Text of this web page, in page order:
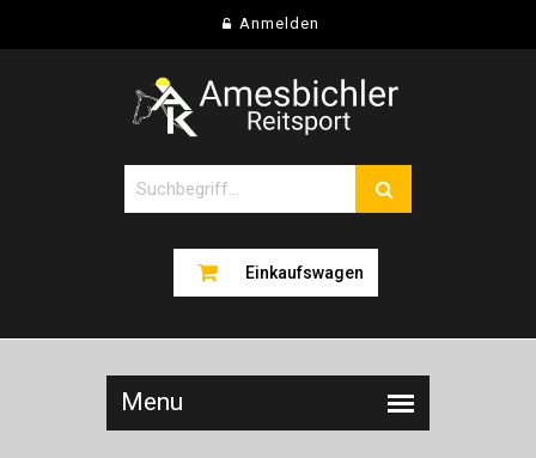
Anmelden
Einkaufswagen